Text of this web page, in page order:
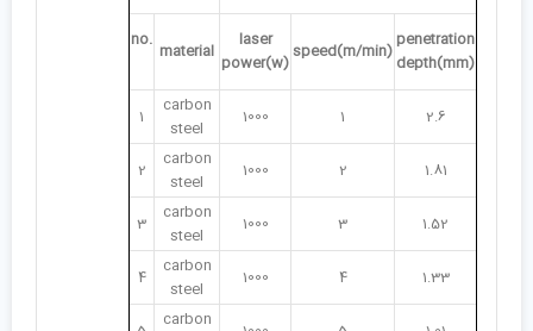
penetration
depth(mm)
speed(m/min)
laser
power(w)
material
no.
2.6
1
1000
carbon
steel
1
1.81
2
1000
carbon
steel
2
1.52
3
1000
carbon
steel
3
1.33
4
1000
carbon
steel
4
carbon